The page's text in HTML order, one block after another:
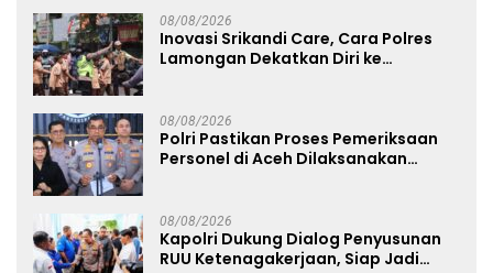
08/08/2026
Inovasi Srikandi Care, Cara Polres
Lamongan Dekatkan Diri ke
08/08/2026
Polri Pastikan Proses Pemeriksaan
Personel di Aceh Dilaksanakan
08/08/2026
Kapolri Dukung Dialog Penyusunan
RUU Ketenagakerjaan, Siap Jadi